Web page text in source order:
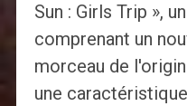
Sun : Girls Trip »,
comprenant un
morceau de
une